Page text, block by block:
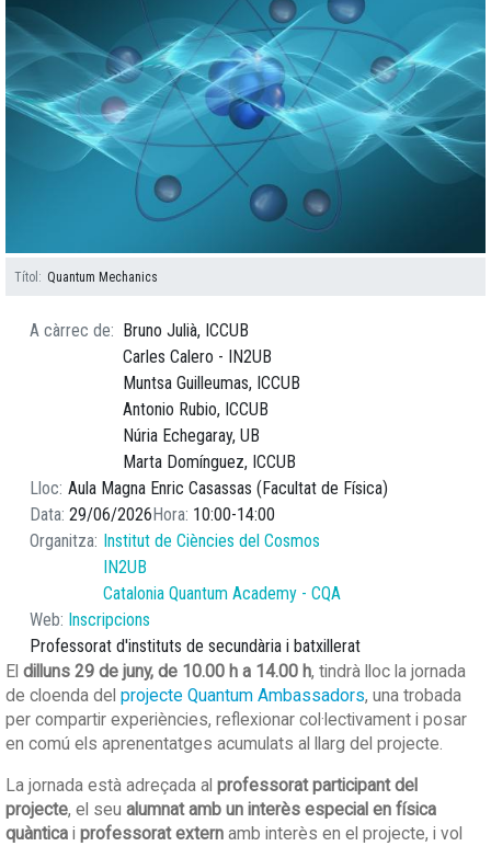
Títol Quantum Mechanics
A càrrec de
Bruno Julià, ICCUB
Carles Calero - IN2UB
Muntsa Guilleumas, ICCUB
Antonio Rubio, ICCUB
Núria Echegaray, UB
Marta Domínguez, ICCUB
Lloc Aula Magna Enric Casassas (Facultat de Física)
Data 29/06/2026 Hora 10:00 14:00
Organitza
Institut de Ciències del Cosmos
IN2UB
Catalonia Quantum Academy - CQA
Web
Inscripcions
Professorat d'instituts de secundària i batxillerat
El dilluns 29 de juny, de 10.00 h a 14.00 h, tindrà lloc la jornada
de cloenda del projecte Quantum Ambassadors, una trobada
per compartir experiències, reflexionar col·lectivament i posar
en comú els aprenentatges acumulats al llarg del projecte.
La jornada està adreçada al professorat participant del
projecte, el seu alumnat amb un interès especial en física
quàntica i professorat extern amb interès en el projecte, i vol